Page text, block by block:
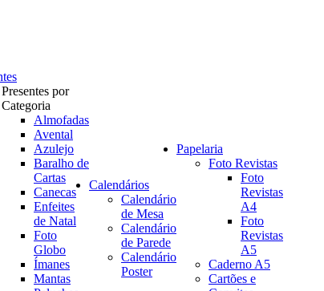
Presentes por
Categoria
Almofadas
Avental
Azulejo
Baralho de
Cartas
Canecas
Enfeites
de Natal
Foto
Globo
Ímanes
Mantas
Calendários
Calendário
de Mesa
Calendário
de Parede
Calendário
Poster
Papelaria
Foto Revistas
Foto
Revistas
A4
Foto
Revistas
A5
Caderno A5
Cartões e